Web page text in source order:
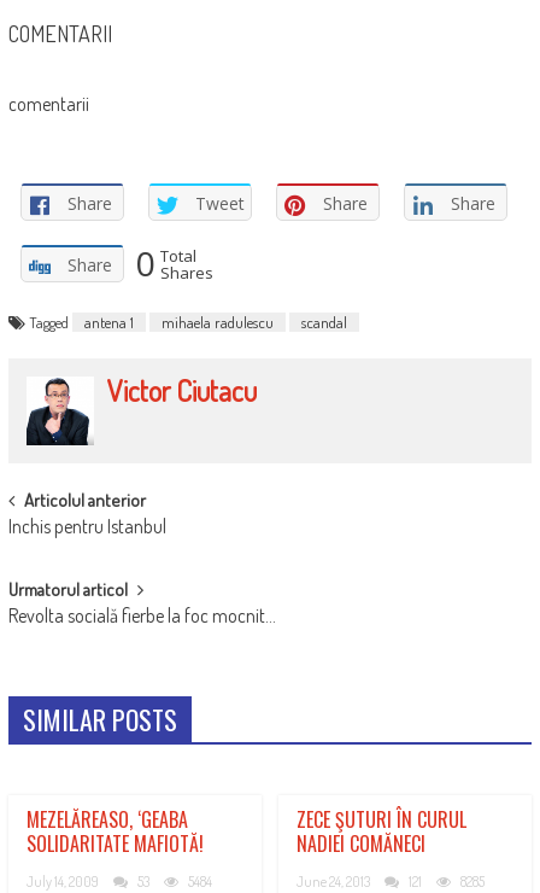
COMENTARII
comentarii
Share Tweet Share Share
Share 0 Total
Shares
Tagged antena 1 mihaela radulescu scandal
Victor Ciutacu
POST
NAVIGATION
Articolul anterior
Inchis pentru Istanbul
Urmatorul articol
Revolta socială fierbe la foc mocnit…
SIMILAR POSTS
MEZELĂREASO, ‘GEABA
SOLIDARITATE MAFIOTĂ!
July 14, 2009 53 5484
ZECE ŞUTURI ÎN CURUL
NADIEI COMĂNECI
June 24, 2013 121 8285